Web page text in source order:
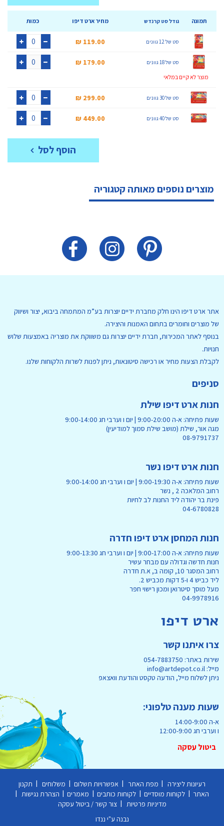
תמונה גודל סט קרנדש מחיר ארט דיפו כמות
סט של 12 גוונים 119.00 ₪‎
-
+
סט של 18 גוונים 179.00 ₪‎
מוצר לא קיים במלאי
סט של 30 גוונים 299.00 ₪‎
-
+
סט של 40 גוונים 449.00 ₪‎
הוסף לסל
מוצרים נוספים מאותה קטגוריה
אתר ארט דיפו הינו חלק מחברת ידיים יוצרות בע”מ המתמחה ביבוא, יצור ושיווק
של מוצרים וחומרים בתחום האמנות והיצירה.
בנוסף לאתר המכירות, חברת ידיים יוצרות גם משווקת את מוצריה באמצעות שלוש
חנויות.
לקבלת הצעות מחיר או רכישה סיטונאות, ניתן לפנות לשרות הלקוחות שלנו.
סניפים
חנות ארט דיפו שילת
שעות פתיחה: א-ה 9:00-20:00 | יום ו וערבי חג 9:00-14:00
מגה אור, שילת (מושב שילת סמוך למודיעין)
08-9791737
חנות ארט דיפו נשר
שעות פתיחה: א-ה 9:00-19:30 | יום ו וערבי חג 9:00-14:00
רחוב המלאכה 2 , נשר
פינת בר יהודה ליד החנות לב לחיות
04-6780828
חנות המחסן ארט דיפו חדרה
שעות פתיחה: א-ה 9:00-17:00 | יום ו וערבי חג 9:00-13:30
חנות חדשה וגדולה עם מבחר עשיר
רחוב המסגר 10, קומה ב, א.ת חדרה
ליד כביש 4 ו-5 דקות מכביש 2.
מעל מוסך סיטרואן ומכון רישוי חפר
04-9978916
ארט דיפו
צרו איתנו קשר
שירות באתר: 054-7883750
מייל: info@artdepot.co.il
ניתן לשלוח מייל, הודעה טקסט והודעת וואצאפ
שעות מענה טלפוני:
א-ה 14:00-9:00
ו וערבי חג 12:00-9:00
ביטול עסקה
רעיונות ליצירה | מפת האתר | אפשרויות תשלום | משלוחים | תקנון
האתר | לקוחות מוסדיים | לקוחות כותבים | מאמרים | הצהרת נגישות |
מדיניות פרטיות | צור קשר / ביטול עסקה
נבנה ע"י ננדו